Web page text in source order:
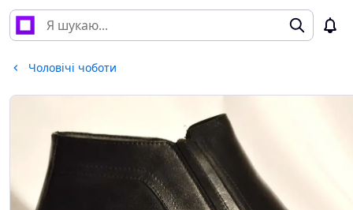
Чоловічі чоботи